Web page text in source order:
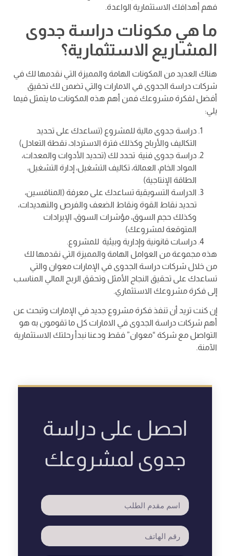
فهم أهدافك الاستثمارية الواعدة.
ما هي مكونات دراسة جدوى
المشاريع الاستثمارية؟
هناك العديد من المكونات الهامة والمميزة التي نقدمها لك في
شركات دراسة الجدوى في الامارات والتي تضمن لك تحقيق
أفضل لفكرة مشروعك فمن أهم هذه المكونات ما يتمثل فيما
يلي:
دراسة جدوى مالية للمشروع (تساعدك على تحديد
التكاليف والأرباح وكذلك فترة الاسترداد، نقطة التعادل)
دراسة جدوى فنية تحدد لك (تحديد الأدوات والمعدات،
المواد الخام، العمالة، تكاليف التشغيل، إدارة التشغيل،
الطاقة الإنتاجية)
الدراسة التسويقية تساعدك على معرفة (المنافسين،
تحديد نقاط القوة ونقاط الضعف والفرص والتهديدات،
وكذلك حجم السوق، مؤشرات السوق، الإيرادات
المتوقعة لمشروعك)
دراسات قانونية وإدارية وبيئية للمشروع.
هذه مجموعة من العوامل الهامة والمميزة التي نقدمها لك
من خلال شركات دراسة الجدوى في الإمارات معوان والتي
تساعدك على تحقيق النجاح الأمثل وتحقق الربح المالي المناسب
إلى فكرة مشروعك الاستثماري.
إن كنت تريد أن تنفذ فكرة مشروع جديد في الإمارات وتبحث عن
أهم شركات دراسة الجدوى في الامارات كل ما تقومون به هو
التواصل مع شركة “معوان” فقط ودعنا نبدأ رحلتك الاستثمارية
الآمنة.
احصل على دراسة
جدوى لمشروعك